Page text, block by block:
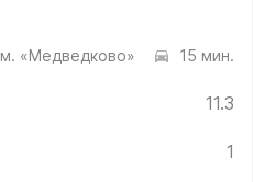
м. «Медведково» 15 мин.
11.3
1